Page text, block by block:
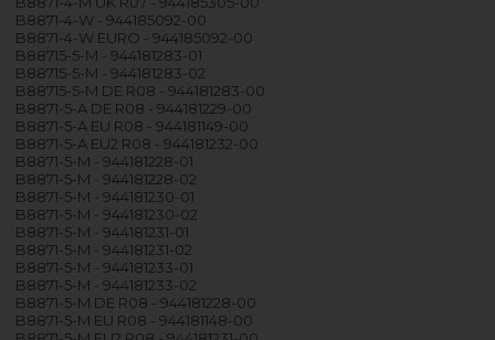
B8871-4-W - 944185092-00
B8871-4-W EURO - 944185092-00
B88715-5-M - 944181283-01
B88715-5-M - 944181283-02
B88715-5-M DE R08 - 944181283-00
B8871-5-A DE R08 - 944181229-00
B8871-5-A EU R08 - 944181149-00
B8871-5-A EU2 R08 - 944181232-00
B8871-5-M - 944181228-01
B8871-5-M - 944181228-02
B8871-5-M - 944181230-01
B8871-5-M - 944181230-02
B8871-5-M - 944181231-01
B8871-5-M - 944181231-02
B8871-5-M - 944181233-01
B8871-5-M - 944181233-02
B8871-5-M DE R08 - 944181228-00
B8871-5-M EU R08 - 944181148-00